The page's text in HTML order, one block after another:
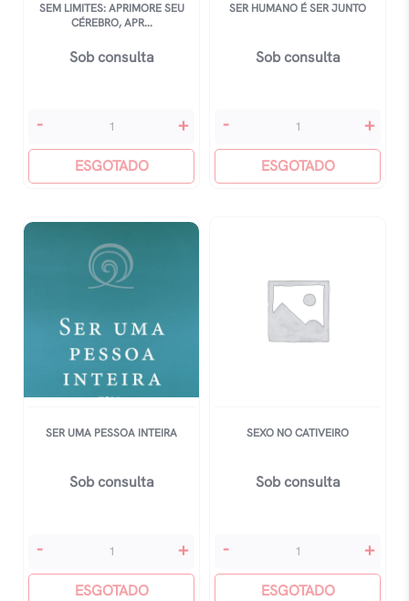
quantidade
SEM LIMITES: APRIMORE SEU
CÉREBRO, APR...
Sob consulta
Sem
Aprimore
Seu
Descubra
Excepcional
- +
ESGOTADO
SER HUMANO É SER JUNTO
Sob consulta
Ser
Ser
- +
ESGOTADO
SER UMA PESSOA INTEIRA
Sob consulta
Ser
- +
ESGOTADO
SEXO NO CATIVEIRO
Sob consulta
Sexo
Cativeiro
- +
ESGOTADO